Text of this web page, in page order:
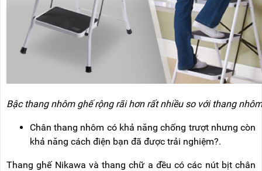
Bậc thang nhôm ghế rộng rãi hơn rất nhiều so với thang
Chân thang nhôm có khả năng chống trượt nhưng còn
khả năng cách điện bạn đã được trải nghiệm?.
Thang ghế Nikawa và thang chữ a đều có các nút bịt chân